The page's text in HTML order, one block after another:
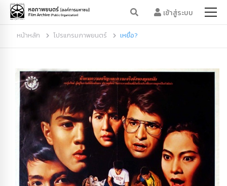
เข้าสู่ระบบ
หน้าหลัก โปรแกรมภาพยนตร์ เหยื่อ?